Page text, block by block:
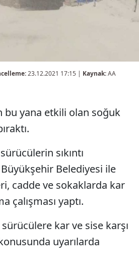
23.12.2021 17:15 | Kaynak:AA
bu yana etkili olan soğuk
sıkıntı
Belediyesi ile
cadde ve sokaklarda kar
çalışması yaptı.
kar ve sise karşı
uyarılarda